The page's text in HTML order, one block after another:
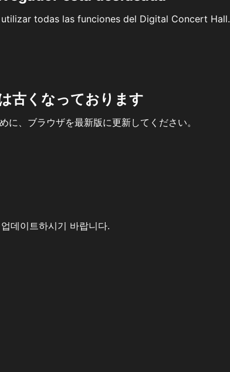
todas las funciones del Digital Concert Hall.
古くなっております
、ブラウザを最新版に更新してください。
데이트하시기 바랍니다.